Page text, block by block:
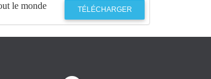
le monde TÉLÉCHARGER